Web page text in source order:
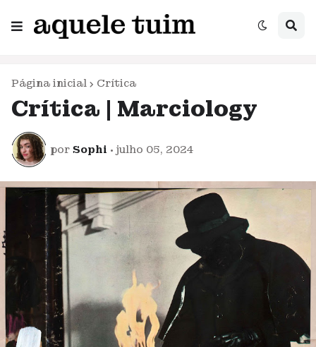
Página inicial Crítica
Crítica | Marciology
por Sophi • julho 05, 2024